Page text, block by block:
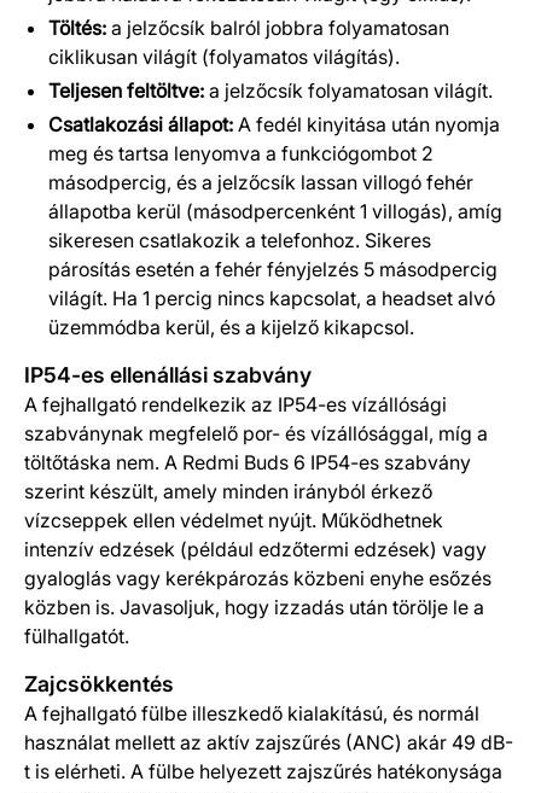
Töltés: a jelzőcsík balról jobbra folyamatosan
ciklikusan világít (folyamatos világítás).
Teljesen feltöltve: a jelzőcsík folyamatosan világít.
Csatlakozási állapot: A fedél kinyitása után nyomja
meg és tartsa lenyomva a funkciógombot 2
másodpercig, és a jelzőcsík lassan villogó fehér
állapotba kerül (másodpercenként 1 villogás), amíg
sikeresen csatlakozik a telefonhoz. Sikeres
párosítás esetén a fehér fényjelzés 5 másodpercig
világít. Ha 1 percig nincs kapcsolat, a headset alvó
üzemmódba kerül, és a kijelző kikapcsol.
IP54-es ellenállási szabvány
A fejhallgató rendelkezik az IP54-es vízállósági
szabványnak megfelelő por- és vízállósággal, míg a
töltőtáska nem. A Redmi Buds 6 IP54-es szabvány
szerint készült, amely minden irányból érkező
vízcseppek ellen védelmet nyújt. Működhetnek
intenzív edzések (például edzőtermi edzések) vagy
gyaloglás vagy kerékpározás közbeni enyhe esőzés
közben is. Javasoljuk, hogy izzadás után törölje le a
fülhallgatót.
Zajcsökkentés
A fejhallgató fülbe illeszkedő kialakítású, és normál
használat mellett az aktív zajszűrés (ANC) akár 49 dB-
t is elérheti. A fülbe helyezett zajszűrés hatékonysága